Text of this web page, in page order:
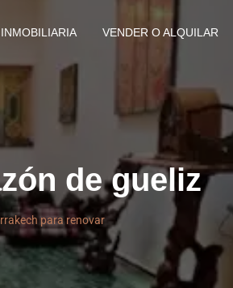
VENDER O ALQUILAR
de gueliz
para renovar